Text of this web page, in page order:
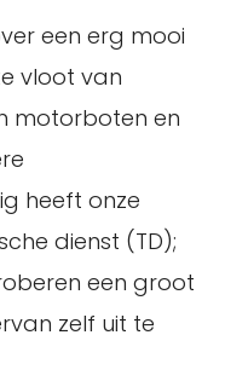
een erg mooi
vloot van
motorboten en
heeft onze
dienst (TD);
een groot
zelf uit te